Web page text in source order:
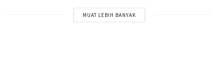
MUAT LEBIH BANYAK